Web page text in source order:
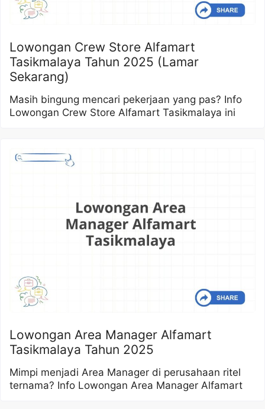
Lowongan Crew Store Alfamart
Tasikmalaya Tahun 2025 (Lamar
Sekarang)
Masih bingung mencari pekerjaan yang pas? Info
Lowongan Crew Store Alfamart Tasikmalaya ini
Lowongan Area Manager Alfamart
Tasikmalaya Tahun 2025
Mimpi menjadi Area Manager di perusahaan ritel
ternama? Info Lowongan Area Manager Alfamart